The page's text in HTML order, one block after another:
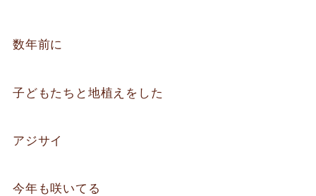
数年前に
子どもたちと地植えをした
アジサイ
今年も咲いてる